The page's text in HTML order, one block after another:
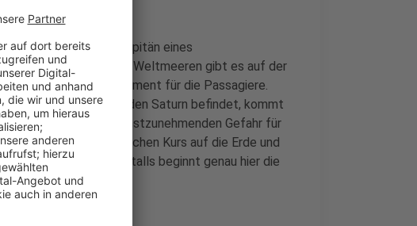
Hugh Laurie ist der Kapitän eines
Ozeanriesen auf den Weltmeeren gibt es auf der
um die Uhr Entertainment für die Passagiere.
Kreuzfahrt um den Saturn befindet, kommt
Fauxpas zu einer ernstzunehmenden Gefahr für
ihren ursprünglichen Kurs auf die Erde und
Raum des Weltalls beginnt genau hier die